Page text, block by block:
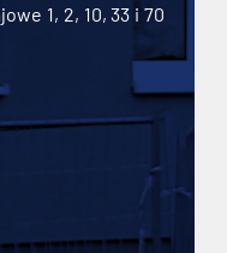
1, 2, 10, 33 i 70